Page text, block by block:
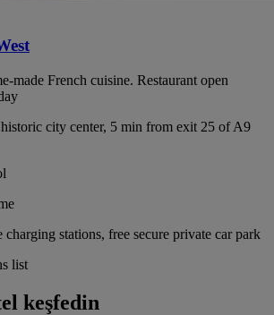
made French cuisine. Restaurant open
city center, 5 min from exit 25 of A9
stations, free secure private car park
list
keşfedin